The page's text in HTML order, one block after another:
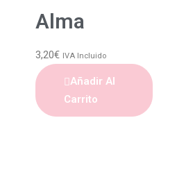
Alma
3,20€ IVA Incluido
Añadir Al
Carrito